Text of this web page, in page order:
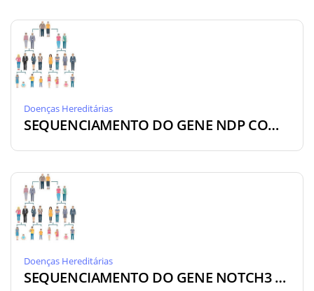
Doenças Hereditárias
SEQUENCIAMENTO DO GENE NDP COM CNV [DA-NDP]
Doenças Hereditárias
SEQUENCIAMENTO DO GENE NOTCH3 [DA-NOT]